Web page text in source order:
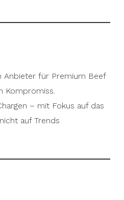
für Premium Beef
Kompromiss.
– mit Fokus auf das
auf Trends